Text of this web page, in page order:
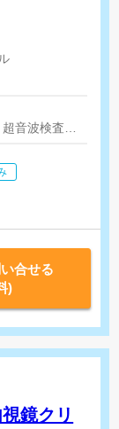
音波検査等
合せる
)
鏡クリ